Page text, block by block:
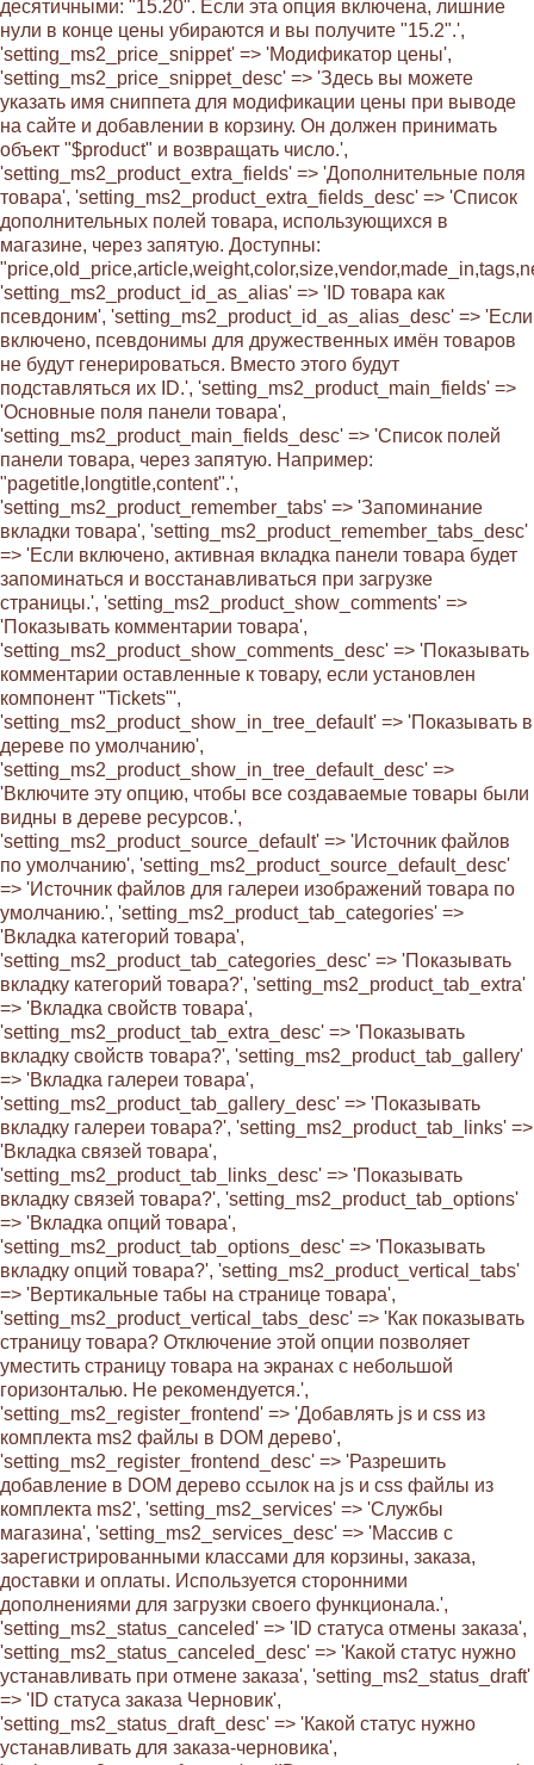
десятичными: "15.20". Если эта опция включена, лишние
нули в конце цены убираются и вы получите "15.2".',
'setting_ms2_price_snippet' => 'Модификатор цены',
'setting_ms2_price_snippet_desc' => 'Здесь вы можете
указать имя сниппета для модификации цены при выводе
на сайте и добавлении в корзину. Он должен принимать
объект "$product" и возвращать число.',
'setting_ms2_product_extra_fields' => 'Дополнительные поля
товара', 'setting_ms2_product_extra_fields_desc' => 'Список
дополнительных полей товара, использующихся в
магазине, через запятую. Доступны:
'setting_ms2_product_id_as_alias' => 'ID товара как
псевдоним', 'setting_ms2_product_id_as_alias_desc' => 'Если
включено, псевдонимы для дружественных имён товаров
не будут генерироваться. Вместо этого будут
подставляться их ID.', 'setting_ms2_product_main_fields' =>
'Основные поля панели товара',
'setting_ms2_product_main_fields_desc' => 'Список полей
панели товара, через запятую. Например:
"pagetitle,longtitle,content".',
'setting_ms2_product_remember_tabs' => 'Запоминание
вкладки товара', 'setting_ms2_product_remember_tabs_desc'
=> 'Если включено, активная вкладка панели товара будет
запоминаться и восстанавливаться при загрузке
страницы.', 'setting_ms2_product_show_comments' =>
'Показывать комментарии товара',
'setting_ms2_product_show_comments_desc' => 'Показывать
комментарии оставленные к товару, если установлен
компонент "Tickets"',
'setting_ms2_product_show_in_tree_default' => 'Показывать в
дереве по умолчанию',
'setting_ms2_product_show_in_tree_default_desc' =>
'Включите эту опцию, чтобы все создаваемые товары были
видны в дереве ресурсов.',
'setting_ms2_product_source_default' => 'Источник файлов
по умолчанию', 'setting_ms2_product_source_default_desc'
=> 'Источник файлов для галереи изображений товара по
умолчанию.', 'setting_ms2_product_tab_categories' =>
'Вкладка категорий товара',
'setting_ms2_product_tab_categories_desc' => 'Показывать
вкладку категорий товара?', 'setting_ms2_product_tab_extra'
=> 'Вкладка свойств товара',
'setting_ms2_product_tab_extra_desc' => 'Показывать
вкладку свойств товара?', 'setting_ms2_product_tab_gallery'
=> 'Вкладка галереи товара',
'setting_ms2_product_tab_gallery_desc' => 'Показывать
вкладку галереи товара?', 'setting_ms2_product_tab_links' =>
'Вкладка связей товара',
'setting_ms2_product_tab_links_desc' => 'Показывать
вкладку связей товара?', 'setting_ms2_product_tab_options'
=> 'Вкладка опций товара',
'setting_ms2_product_tab_options_desc' => 'Показывать
вкладку опций товара?', 'setting_ms2_product_vertical_tabs'
=> 'Вертикальные табы на странице товара',
'setting_ms2_product_vertical_tabs_desc' => 'Как показывать
страницу товара? Отключение этой опции позволяет
уместить страницу товара на экранах с небольшой
горизонталью. Не рекомендуется.',
'setting_ms2_register_frontend' => 'Добавлять js и css из
комплекта ms2 файлы в DOM дерево',
'setting_ms2_register_frontend_desc' => 'Разрешить
добавление в DOM дерево ссылок на js и css файлы из
комплекта ms2', 'setting_ms2_services' => 'Службы
магазина', 'setting_ms2_services_desc' => 'Массив с
зарегистрированными классами для корзины, заказа,
доставки и оплаты. Используется сторонними
дополнениями для загрузки своего функционала.',
'setting_ms2_status_canceled' => 'ID статуса отмены заказа',
'setting_ms2_status_canceled_desc' => 'Какой статус нужно
устанавливать при отмене заказа', 'setting_ms2_status_draft'
=> 'ID статуса заказа Черновик',
'setting_ms2_status_draft_desc' => 'Какой статус нужно
устанавливать для заказа-черновика',